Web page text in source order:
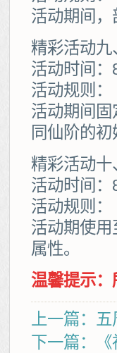
活动期间
精彩活动
活动时间：
活动规则：
活动期间
同仙阶的
精彩活动
活动时间：
活动规则：
活动期使
属性。
温馨提示
上一篇：
下一篇：